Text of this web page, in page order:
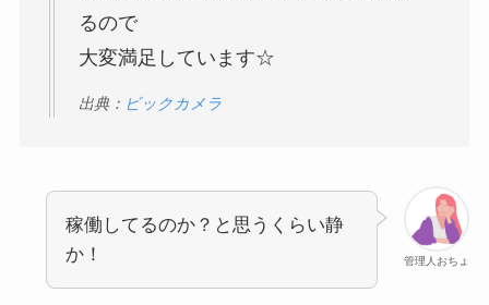
るので
大変満足しています☆
出典： ビックカメラ
管理人おちょ
稼働してるのか？と思うくらい静
か！